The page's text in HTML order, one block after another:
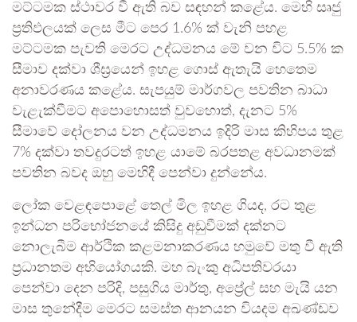
මට්ටමක ස්ථාවර වී ඇති බව සඳහන් කළේය. මෙහි සෘජු
ප්‍රතිඵලයක් ලෙස මීට පෙර 1.6% ක් වැනි පහළ
මට්ටමක පැවති මෙරට උද්ධමනය මේ වන විට 5.5% ක
සීමාව දක්වා ශීඝ්‍රයෙන් ඉහළ ගොස් ඇතැයි හෙතෙම
අනාවරණය කළේය. සැපයුම් මාර්ගවල පවතින බාධා
වැළැක්වීමට අපොහොසත් වුවහොත්, දැනට 5%
සීමාවේ දෝලනය වන උද්ධමනය ඉදිරි මාස කිහිපය තුළ
7% දක්වා තවදුරටත් ඉහළ යාමේ බරපතළ අවධානමක්
පවතින බවද ඔහු මෙහිදී පෙන්වා දුන්නේය.
ලෝක වෙළඳපොළේ තෙල් මිල ඉහළ ගියද, රට තුළ
ඉන්ධන පරිභෝජනයේ කිසිදු අඩුවීමක් දක්නට
නොලැබීම ආර්ථික කළමනාකරණය හමුවේ මතු වී ඇති
ප්‍රධානතම අභියෝගයකි. මහ බැංකු අධිපතිවරයා
පෙන්වා දෙන පරිදි, පසුගිය මාර්තු, අප්‍රේල් සහ මැයි යන
මාස තුනේදීම මෙරට සමස්ත ආනයන වියදම අඛණ්ඩව